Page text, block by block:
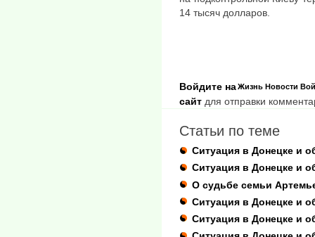
14 тысяч долларов.
Жизнь Новости
Войдите на
сайт для отправки
Статьи по теме
Ситуация в Донецке и
Ситуация в Донецке и
О судьбе семьи
Ситуация в Донецке и
Ситуация в Донецке и